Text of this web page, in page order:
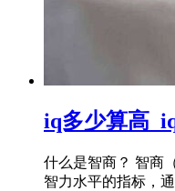
iq多少算高
什么是智商？ 智商
智力水平的指标，